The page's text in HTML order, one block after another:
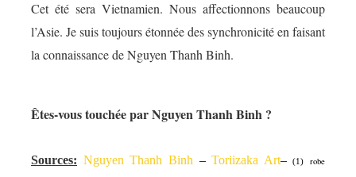
Cet été sera Vietnamien. Nous affectionnons beaucoup
l’Asie. Je suis toujours étonnée des synchronicité en faisant
la connaissance de Nguyen Thanh Binh.
Êtes-vous touchée par Nguyen Thanh Binh ?
Sources: Nguyen Thanh Binh –Toriizaka Art–(1) robe